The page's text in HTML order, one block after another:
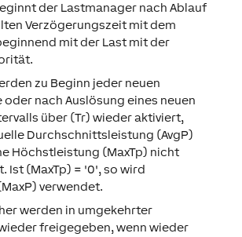
der Lastmanager nach Ablauf
Verzögerungszeit mit dem
mit der Last mit der
zu Beginn jeder neuen
nach Auslösung eines neuen
über (Tr) wieder aktiviert,
Durchschnittsleistung (AvgP)
Höchstleistung (MaxTp) nicht
Ist (MaxTp) = '0', so wird
verwendet.
werden in umgekehrter
freigegeben, wenn wieder